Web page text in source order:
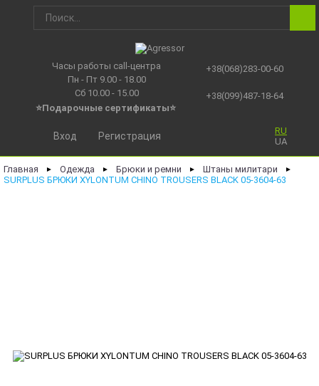
Часы работы call-центра
Пн - Пт 9.00 - 18.00
Сб 10.00 - 15.00
⭐Подарочные сертификаты⭐
+38(068)283-00-60
+38(099)487-18-64
RU
UA
Вход Регистрация
Главная ► Одежда ► Брюки и ремни ► Штаны милитари ►
SURPLUS БРЮКИ XYLONTUM CHINO TROUSERS BLACK 05-3604-63